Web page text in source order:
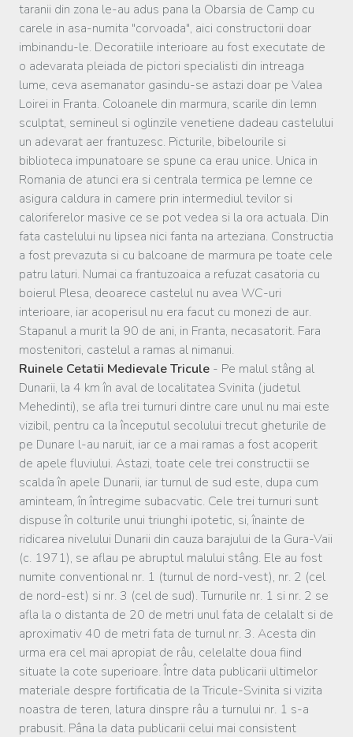
taranii din zona le-au adus pana la Obarsia de Camp cu
carele in asa-numita "corvoada", aici constructorii doar
imbinandu-le. Decoratiile interioare au fost executate de
o adevarata pleiada de pictori specialisti din intreaga
lume, ceva asemanator gasindu-se astazi doar pe Valea
Loirei in Franta. Coloanele din marmura, scarile din lemn
sculptat, semineul si oglinzile venetiene dadeau castelului
un adevarat aer frantuzesc. Picturile, bibelourile si
biblioteca impunatoare se spune ca erau unice. Unica in
Romania de atunci era si centrala termica pe lemne ce
asigura caldura in camere prin intermediul tevilor si
caloriferelor masive ce se pot vedea si la ora actuala. Din
fata castelului nu lipsea nici fanta na arteziana. Constructia
a fost prevazuta si cu balcoane de marmura pe toate cele
patru laturi. Numai ca frantuzoaica a refuzat casatoria cu
boierul Plesa, deoarece castelul nu avea WC-uri
interioare, iar acoperisul nu era facut cu monezi de aur.
Stapanul a murit la 90 de ani, in Franta, necasatorit. Fara
mostenitori, castelul a ramas al nimanui.
Ruinele Cetatii Medievale Tricule - Pe malul stâng al
Dunarii, la 4 km în aval de localitatea Svinita (judetul
Mehedinti), se afla trei turnuri dintre care unul nu mai este
vizibil, pentru ca la începutul secolului trecut gheturile de
pe Dunare l-au naruit, iar ce a mai ramas a fost acoperit
de apele fluviului. Astazi, toate cele trei constructii se
scalda în apele Dunarii, iar turnul de sud este, dupa cum
aminteam, în întregime subacvatic. Cele trei turnuri sunt
dispuse în colturile unui triunghi ipotetic, si, înainte de
ridicarea nivelului Dunarii din cauza barajului de la Gura-Vaii
(c. 1971), se aflau pe abruptul malului stâng. Ele au fost
numite conventional nr. 1 (turnul de nord-vest), nr. 2 (cel
de nord-est) si nr. 3 (cel de sud). Turnurile nr. 1 si nr. 2 se
afla la o distanta de 20 de metri unul fata de celalalt si de
aproximativ 40 de metri fata de turnul nr. 3. Acesta din
urma era cel mai apropiat de râu, celelalte doua fiind
situate la cote superioare. Între data publicarii ultimelor
materiale despre fortificatia de la Tricule-Svinita si vizita
noastra de teren, latura dinspre râu a turnului nr. 1 s-a
prabusit. Pâna la data publicarii celui mai consistent